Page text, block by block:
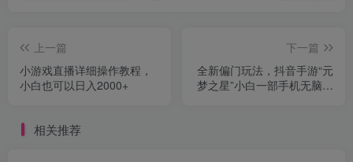
上一篇
小游戏直播详细操作教程，
小白也可以日入2000+
下一篇
全新偏门玩法，抖音手游“元
梦之星”小白一部手机无脑操
相关推荐